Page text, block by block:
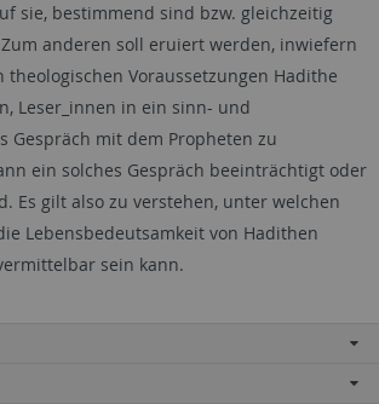
sie, bestimmend sind bzw. gleichzeitig
anderen soll eruiert werden, inwiefern
Voraussetzungen Hadithe
Leser_innen in ein sinn- und
Gespräch mit dem Propheten zu
ein solches Gespräch beeinträchtigt oder
Es gilt also zu verstehen, unter welchen
Lebensbedeutsamkeit von Hadithen
sein kann.